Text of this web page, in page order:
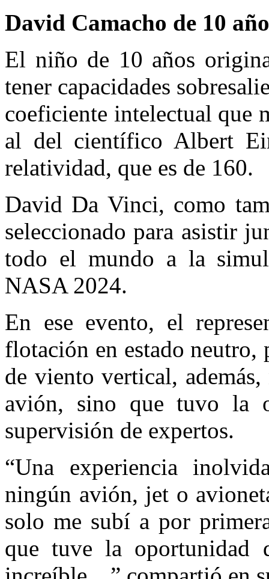
David Camacho de 10
El niño de 10 años
tener capacidades
coeficiente intelectual que
al del científico Albert
relatividad, que es de 160.
David Da Vinci, como
seleccionado para asistir
todo el mundo a la
NASA 2024.
En ese evento, el
flotación en estado neutro,
de viento vertical,
avión, sino que tuvo la
supervisión de expertos.
“Una experiencia
ningún avión, jet o
solo me subí a por
que tuve la oportunidad